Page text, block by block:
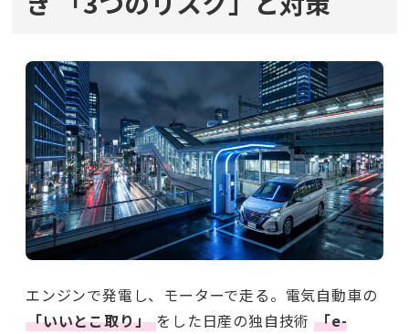
エンジンで発電し、モーターで走る。電気自動車の
「いいとこ取り」をした日産の独自技術「e-